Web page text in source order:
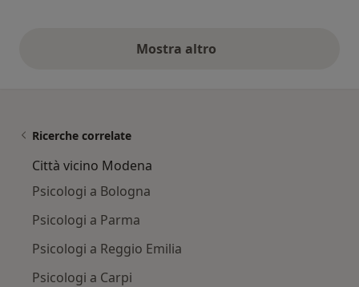
Mostra altroopinioni di cui sopra
Ricerche correlate
Città vicino Modena
Psicologi a Bologna
Psicologi a Parma
Psicologi a Reggio Emilia
Psicologi a Carpi